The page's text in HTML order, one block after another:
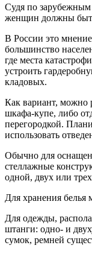
Судя по
женщин должны
В России это
большинство
где места
устроить
кладовых.
Как вариант, можно
шкафа-купе, либо
перегородкой.
использовать
Обычно для
стеллажные
одной, двух или
Для хранения
Для одежды,
штанги: одно- и
сумок, ремней